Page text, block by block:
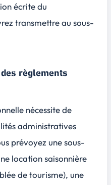
écrite du
transmettre au sous-
règlements
nécessite de
administratives
prévoyez une sous-
location saisonnière
de tourisme), une